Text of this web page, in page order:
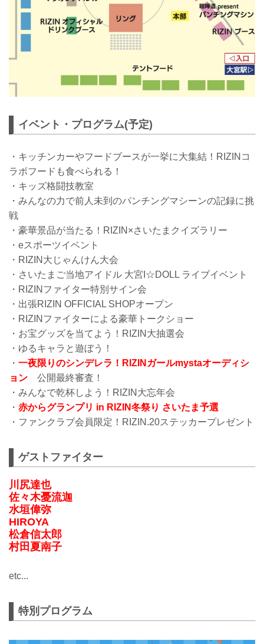
イベント・プログラム(予定)
・キッチンカーやフードブースが一挙に大集結！RIZINコ
ラボフードも食べられる！
・キッズ格闘技教室
・みんなの力で前人未到のパンチングマシーンの記録に挑
戦
・豪華景品が当たる！RIZIN×さいたまクイズラリー
・eスポーツイベント
・RIZIN大じゃんけん大会
・さいたまご当地アイドル 大宮I☆DOLL ライブイベント
・RIZINファイター特別サイン会
・出張RIZIN OFFICIAL SHOPオープン
・RIZINファイターによる豪華トークショー
・お宝グッズを当てよう！RIZIN大抽選会
・ゆるキャラと遊ぼう！
・ 一夜限りのシンデレラ！RIZINガールmystaオーディシ
ョン 公開最終審査！
・みんなで乾杯しよう！RIZIN大忘年会
・ 赤からグランプリ in RIZIN冬祭り さいたま予選
・ファンクラブ会員限定！RIZIN.20ステッカープレゼント
ゲストファイター
川尻達也
佐々木憂流迦
水垣偉弥
HIROYA
松倉信太郎
村田夏南子
etc...
特別プログラム